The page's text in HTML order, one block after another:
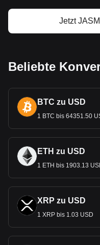
Jetzt
Beliebte
BTC zu USD
1 BTC bis 64351.50
ETH zu USD
1 ETH bis 1903.13
XRP zu USD
1 XRP bis 1.03 USD